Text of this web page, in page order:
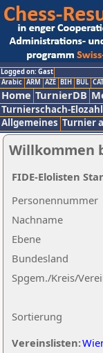
Logged on: Gast
Arabic ARM AZE BIH BUL CAT
Home TurnierDB
Turnierschach-Elozahl
Allgemeines Turnier
Willkommen
Nachname
Ebene
Sortierung
Personennummer
Bundesland
Spgem./Kreis/
Vereinslisten:
FIDE-Elolisten